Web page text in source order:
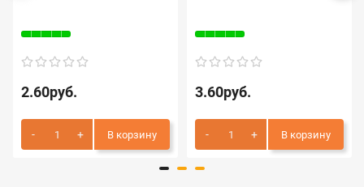
2.60руб.
В корзину
3.60руб.
В корзину